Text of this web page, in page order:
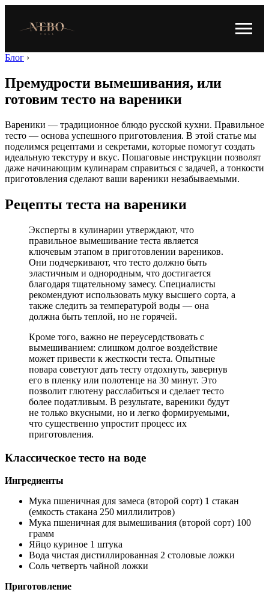
Блог ›
Премудрости вымешивания, или
готовим тесто на вареники
Вареники — традиционное блюдо русской кухни. Правильное
тесто — основа успешного приготовления. В этой статье мы
поделимся рецептами и секретами, которые помогут создать
идеальную текстуру и вкус. Пошаговые инструкции позволят
даже начинающим кулинарам справиться с задачей, а тонкости
приготовления сделают ваши вареники незабываемыми.
Рецепты теста на вареники
Эксперты в кулинарии утверждают, что
правильное вымешивание теста является
ключевым этапом в приготовлении вареников.
Они подчеркивают, что тесто должно быть
эластичным и однородным, что достигается
благодаря тщательному замесу. Специалисты
рекомендуют использовать муку высшего сорта, а
также следить за температурой воды — она
должна быть теплой, но не горячей.
Кроме того, важно не переусердствовать с
вымешиванием: слишком долгое воздействие
может привести к жесткости теста. Опытные
повара советуют дать тесту отдохнуть, завернув
его в пленку или полотенце на 30 минут. Это
позволит глютену расслабиться и сделает тесто
более податливым. В результате, вареники будут
не только вкусными, но и легко формируемыми,
что существенно упростит процесс их
приготовления.
Классическое тесто на воде
Ингредиенты
Мука пшеничная для замеса (второй сорт) 1 стакан
(емкость стакана 250 миллилитров)
Мука пшеничная для вымешивания (второй сорт) 100
грамм
Яйцо куриное 1 штука
Вода чистая дистиллированная 2 столовые ложки
Соль четверть чайной ложки
Приготовление